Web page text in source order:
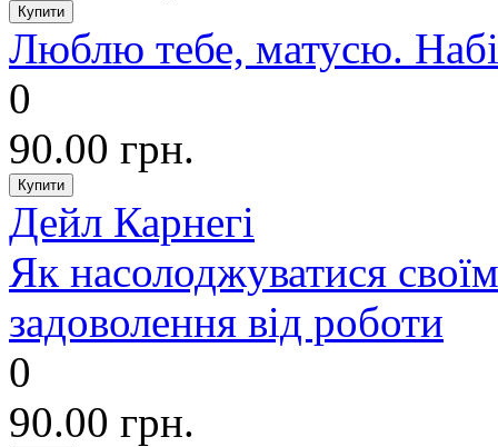
Люблю тебе, матусю.
0
90.00 грн.
Дейл Карнегі
Як насолоджуватися
задоволення від роботи
0
90.00 грн.